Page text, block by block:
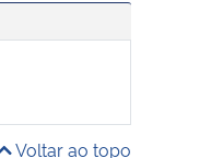
Voltar ao topo